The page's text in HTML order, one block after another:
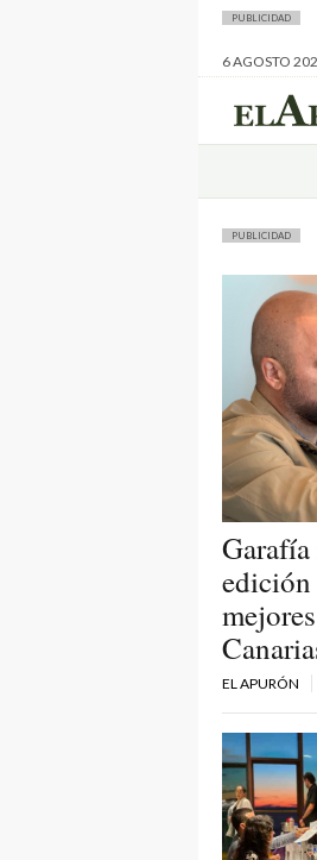
PUBLICIDAD
6 AGOSTO
PUBLICIDAD
edición
EL APURÓN